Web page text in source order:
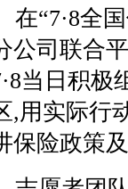
在“7·8全
公司联合
当日积极
,用实际行
保险政策